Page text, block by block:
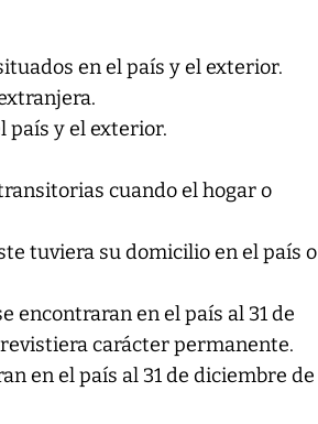
en el país y el exterior.
país y el exterior.
cuando el hogar o
tuviera su domicilio en el país o
encontraran en el país al 31 de
carácter permanente.
en el país al 31 de diciembre de